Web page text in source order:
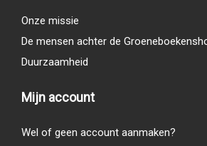
Onze missie
De mensen achter de
Duurzaamheid
Mijn account
Wel of geen account aanmaken?